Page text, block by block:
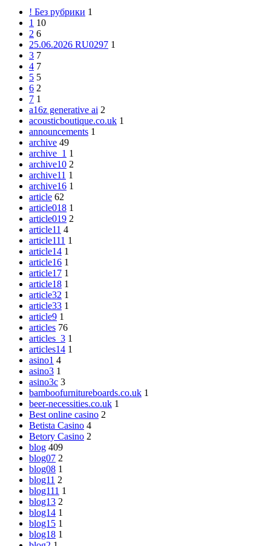
! Без рубрики 1
1 10
2 6
25.06.2026 RU0297 1
3 7
4 7
5 5
6 2
7 1
a16z generative ai 2
acousticboutique.co.uk 1
announcements 1
archive 49
archive_1 1
archive10 2
archive11 1
archive16 1
article 62
article018 1
article019 2
article11 4
article111 1
article14 1
article16 1
article17 1
article18 1
article32 1
article33 1
article9 1
articles 76
articles_3 1
articles14 1
asino1 4
asino3 1
asino3c 3
bamboofurnitureboards.co.uk 1
beer-necessities.co.uk 1
Best online casino 2
Betista Casino 4
Betory Casino 2
blog 409
blog07 2
blog08 1
blog11 2
blog111 1
blog13 2
blog14 1
blog15 1
blog18 1